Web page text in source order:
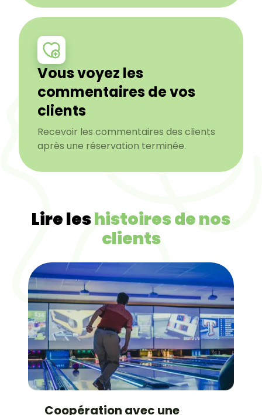
Vous voyez les
commentaires de vos
clients
Recevoir les commentaires des clients
après une réservation terminée.
Lire leshistoires de nos
clients
Coopération avec une